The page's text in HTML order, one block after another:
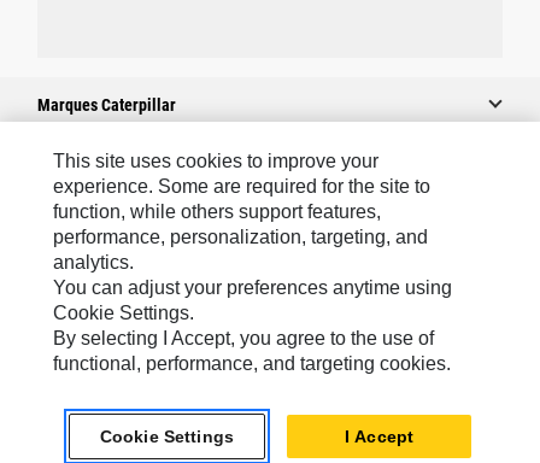
Marques Caterpillar
Caterpillar.com
Contacter Caterpillar
Mes Préférences Marketing
Plan Du Site
Cookie Settings
Confidentialité
This site uses cookies to improve your
experience. Some are required for the site to
function, while others support features,
performance, personalization, targeting, and
analytics.
You can adjust your preferences anytime using
Cookie Settings.
By selecting I Accept, you agree to the use of
functional, performance, and targeting cookies.
Cookie Settings I Accept